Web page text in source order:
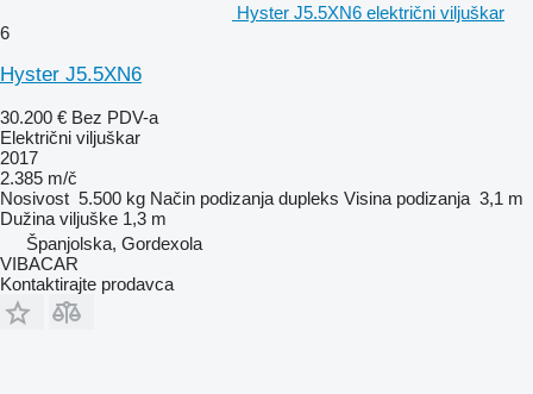
Hyster J5.5XN6 električni viljuškar
6
Hyster J5.5XN6
30.200 € Bez PDV-a
Električni viljuškar
2017
2.385 m/č
Nosivost 5.500 kg Način podizanja dupleks Visina podizanja 3,1 m
Dužina viljuške 1,3 m
Španjolska, Gordexola
VIBACAR
Kontaktirajte prodavca